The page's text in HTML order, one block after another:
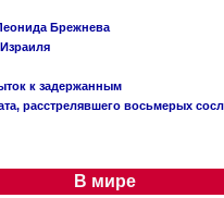
Брежнева
к задержанным
расстрелявшего восьмерых
В мире